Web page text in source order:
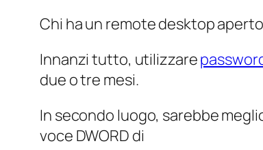
Chi ha un remote desktop
Innanzi tutto, utilizzare
due o tre mesi.
In secondo luogo, sarebbe
voce DWORD di